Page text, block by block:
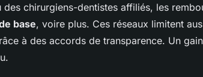
chirurgiens-dentistes affiliés, les
base, voire plus. Ces réseaux limitent
à des accords de transparence. Un